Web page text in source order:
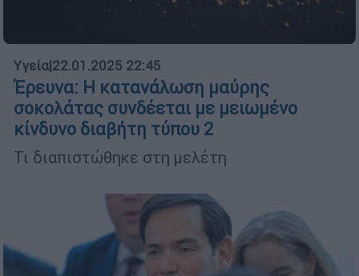
Υγεία|22.01.2025 22:45
Έρευνα: Η κατανάλωση μαύρης
σοκολάτας συνδέεται με μειωμένο
κίνδυνο διαβήτη τύπου 2
Τι διαπιστώθηκε στη μελέτη